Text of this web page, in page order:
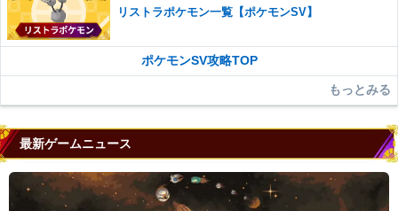
リストラポケモン一覧【ポケモンSV】
ポケモンSV攻略TOP
もっとみる
最新ゲームニュース